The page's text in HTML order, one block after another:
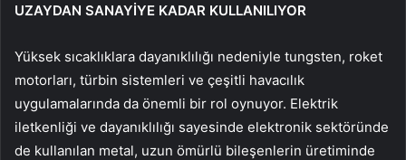
UZAYDAN SANAYİYE KADAR KULLANILIYOR
Yüksek sıcaklıklara dayanıklılığı nedeniyle tungsten, roket
motorları, türbin sistemleri ve çeşitli havacılık
uygulamalarında da önemli bir rol oynuyor. Elektrik
iletkenliği ve dayanıklılığı sayesinde elektronik sektöründe
de kullanılan metal, uzun ömürlü bileşenlerin üretiminde